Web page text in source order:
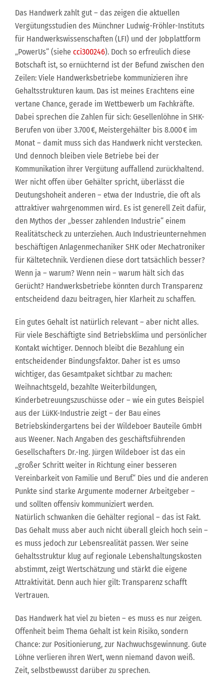
Das Handwerk zahlt gut – das zeigen die aktuellen
Vergütungsstudien des Münchner Ludwig-Fröhler-Instituts
für Handwerkswissenschaften (LFI) und der Jobplattform
„PowerUs“ (siehe cci300246). Doch so erfreulich diese
Botschaft ist, so ernüchternd ist der Befund zwischen den
Zeilen: Viele Handwerksbetriebe kommunizieren ihre
Gehaltsstrukturen kaum. Das ist meines Erachtens eine
vertane Chance, gerade im Wettbewerb um Fachkräfte.
Dabei sprechen die Zahlen für sich: Gesellenlöhne in SHK-
Berufen von über 3.700 €, Meistergehälter bis 8.000 € im
Monat – damit muss sich das Handwerk nicht verstecken.
Und dennoch bleiben viele Betriebe bei der
Kommunikation ihrer Vergütung auffallend zurückhaltend.
Wer nicht offen über Gehälter spricht, überlässt die
Deutungshoheit anderen – etwa der Industrie, die oft als
attraktiver wahrgenommen wird. Es ist generell Zeit dafür,
den Mythos der „besser zahlenden Industrie“ einem
Realitätscheck zu unterziehen. Auch Industrieunternehmen
beschäftigen Anlagenmechaniker SHK oder Mechatroniker
für Kältetechnik. Verdienen diese dort tatsächlich besser?
Wenn ja – warum? Wenn nein – warum hält sich das
Gerücht? Handwerksbetriebe könnten durch Transparenz
entscheidend dazu beitragen, hier Klarheit zu schaffen.
Ein gutes Gehalt ist natürlich relevant – aber nicht alles.
Für viele Beschäftigte sind Betriebsklima und persönlicher
Kontakt wichtiger. Dennoch bleibt die Bezahlung ein
entscheidender Bindungsfaktor. Daher ist es umso
wichtiger, das Gesamtpaket sichtbar zu machen:
Weihnachtsgeld, bezahlte Weiterbildungen,
Kinderbetreuungszuschüsse oder – wie ein gutes Beispiel
aus der LüKK-Industrie zeigt – der Bau eines
Betriebskindergartens bei der Wildeboer Bauteile GmbH
aus Weener. Nach Angaben des geschäftsführenden
Gesellschafters Dr.-Ing. Jürgen Wildeboer ist das ein
„großer Schritt weiter in Richtung einer besseren
Vereinbarkeit von Familie und Beruf.“ Dies und die anderen
Punkte sind starke Argumente moderner Arbeitgeber –
und sollten offensiv kommuniziert werden.
Natürlich schwanken die Gehälter regional – das ist Fakt.
Das Gehalt muss aber auch nicht überall gleich hoch sein –
es muss jedoch zur Lebensrealität passen. Wer seine
Gehaltsstruktur klug auf regionale Lebenshaltungskosten
abstimmt, zeigt Wertschätzung und stärkt die eigene
Attraktivität. Denn auch hier gilt: Transparenz schafft
Vertrauen.
Das Handwerk hat viel zu bieten – es muss es nur zeigen.
Offenheit beim Thema Gehalt ist kein Risiko, sondern
Chance: zur Positionierung, zur Nachwuchsgewinnung. Gute
Löhne verlieren ihren Wert, wenn niemand davon weiß.
Zeit, selbstbewusst darüber zu sprechen.